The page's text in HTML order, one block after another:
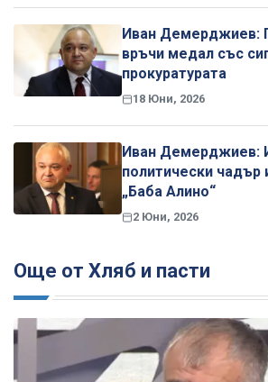
Иван Демерджиев:
връчи медал със
прокуратурата
18 Юни, 2026
Иван Демерджиев:
политически чадър
„Баба Алино“
2 Юни, 2026
Още от Хляб и пасти